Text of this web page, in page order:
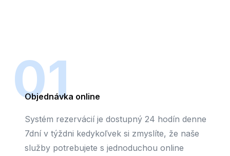
01
Objednávka online
Systém rezervácií je dostupný 24 hodín denne
7dní v týždni kedykoľvek si zmyslíte, že naše
služby potrebujete s jednoduchou online